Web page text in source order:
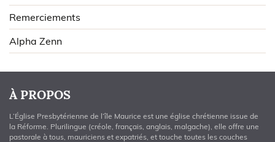
Remerciements
Alpha Zenn
À PROPOS
L’Église Presbytérienne de l’île Maurice est une église chrétienne issue de
la Réforme. Plurilingue (créole, français, anglais, malgache), elle offre une
pastorale à tous, mauriciens et expatriés, et touche toutes les couches